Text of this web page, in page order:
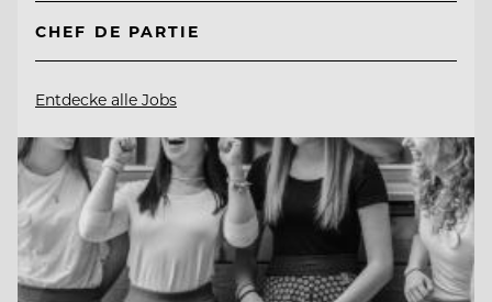
CHEF DE PARTIE
Entdecke alle Jobs